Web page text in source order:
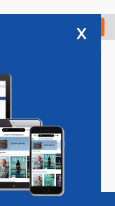
Check in
Vacatures
x